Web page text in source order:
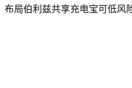
局伯利兹共享充电宝可低风